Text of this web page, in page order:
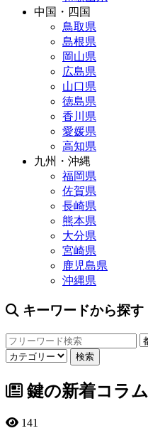
中国・四国
鳥取県
島根県
岡山県
広島県
山口県
徳島県
香川県
愛媛県
高知県
九州・沖縄
福岡県
佐賀県
長崎県
熊本県
大分県
宮崎県
鹿児島県
沖縄県
キーワードから探す
鍵の新着コラム
141